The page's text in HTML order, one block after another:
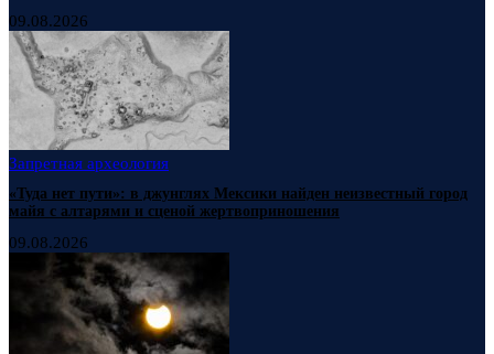
09.08.2026
Запретная археология
«Туда нет пути»: в джунглях Мексики найден неизвестный город
майя с алтарями и сценой жертвоприношения
09.08.2026